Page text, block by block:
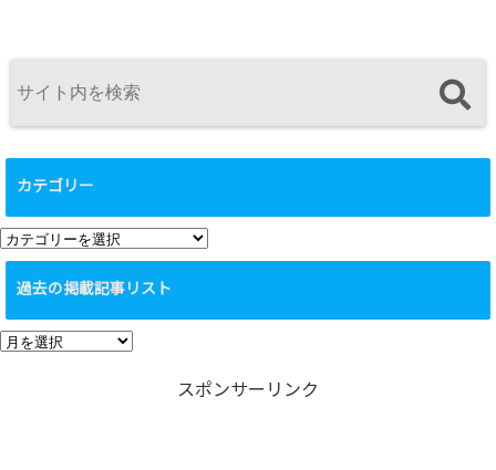
カテゴリー
カ
テ
リ
ー
過去の掲載記事リスト
過
スポンサーリンク